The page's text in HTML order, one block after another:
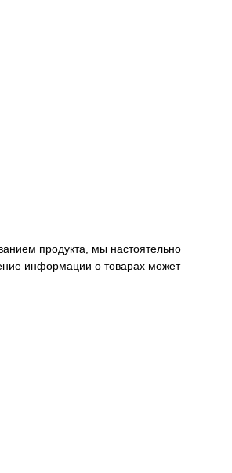
продукта, мы настоятельно
информации о товарах может